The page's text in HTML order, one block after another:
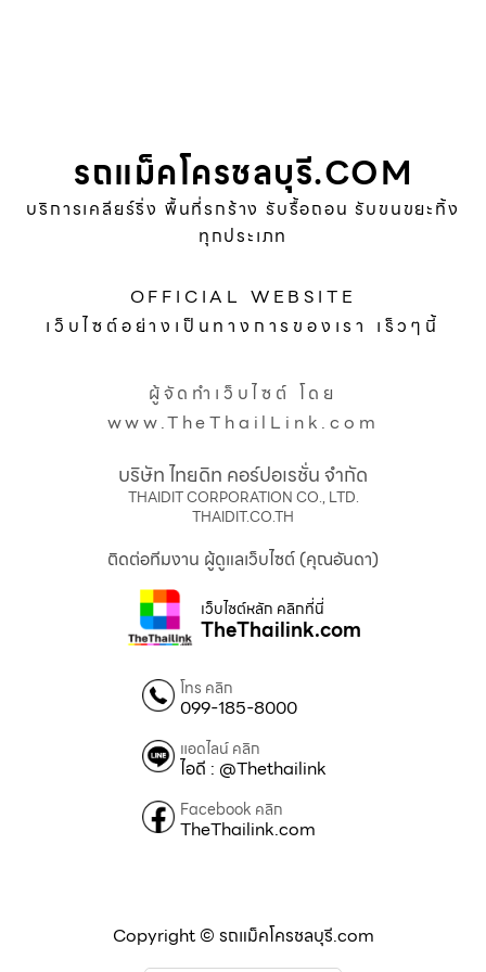
รถแม็คโครชลบุรี.COM
บริการเคลียร์ริ่ง พื้นที่รกร้าง รับรื้อถอน รับขนขยะทิ้ง
ทุกประเภท
OFFICIAL WEBSITE
เว็บไซต์อย่างเป็นทางการของเรา เร็วๆนี้
ผู้จัดทำเว็บไซต์ โดย
www.TheThailLink.com
บริษัท ไทยดิท คอร์ปอเรชั่น จำกัด
THAIDIT CORPORATION CO., LTD.
THAIDIT.CO.TH
ติดต่อทีมงาน ผู้ดูแลเว็บไซต์ (คุณอันดา)
เว็บไซต์หลัก คลิกที่นี่
TheThailink.com
โทร คลิก
099-185-8000
แอดไลน์ คลิก
ไอดี : @Thethailink
Facebook คลิก
TheThailink.com
Copyright © รถแม็คโครชลบุรี.com